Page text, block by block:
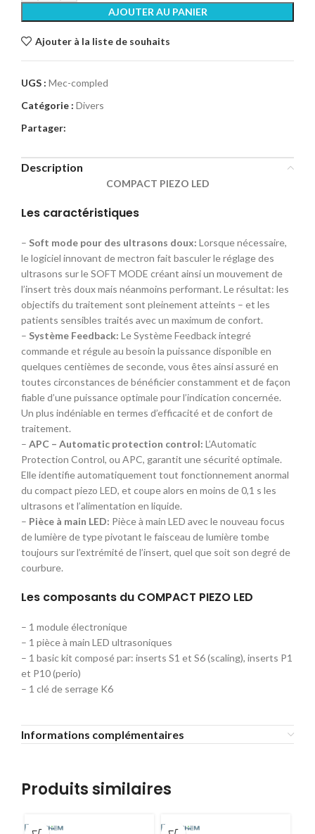
AJOUTER AU PANIER
Ajouter à la liste de souhaits
UGS : Mec-compled
Catégorie : Divers
Partager:
Description
COMPACT PIEZO LED
Les caractéristiques
– Soft mode pour des ultrasons doux: Lorsque nécessaire,
le logiciel innovant de mectron fait basculer le réglage des
ultrasons sur le SOFT MODE créant ainsi un mouvement de
l’insert très doux mais néanmoins performant. Le résultat: les
objectifs du traitement sont pleinement atteints – et les
patients sensibles traités avec un maximum de confort.
– Système Feedback: Le Système Feedback integré
commande et régule au besoin la puissance disponible en
quelques centièmes de seconde, vous êtes ainsi assuré en
toutes circonstances de bénéficier constamment et de façon
fiable d’une puissance optimale pour l’indication concernée.
Un plus indéniable en termes d’efficacité et de confort de
traitement.
– APC – Automatic protection control: L’Automatic
Protection Control, ou APC, garantit une sécurité optimale.
Elle identifie automatiquement tout fonctionnement anormal
du compact piezo LED, et coupe alors en moins de 0,1 s les
ultrasons et l’alimentation en liquide.
– Pièce à main LED: Pièce à main LED avec le nouveau focus
de lumière de type pivotant le faisceau de lumière tombe
toujours sur l’extrémité de l’insert, quel que soit son degré de
courbure.
Les composants du COMPACT PIEZO LED
– 1 module électronique
– 1 pièce à main LED ultrasoniques
– 1 basic kit composé par: inserts S1 et S6 (scaling), inserts P1
et P10 (perio)
– 1 clé de serrage K6
Informations complémentaires
Produits similaires